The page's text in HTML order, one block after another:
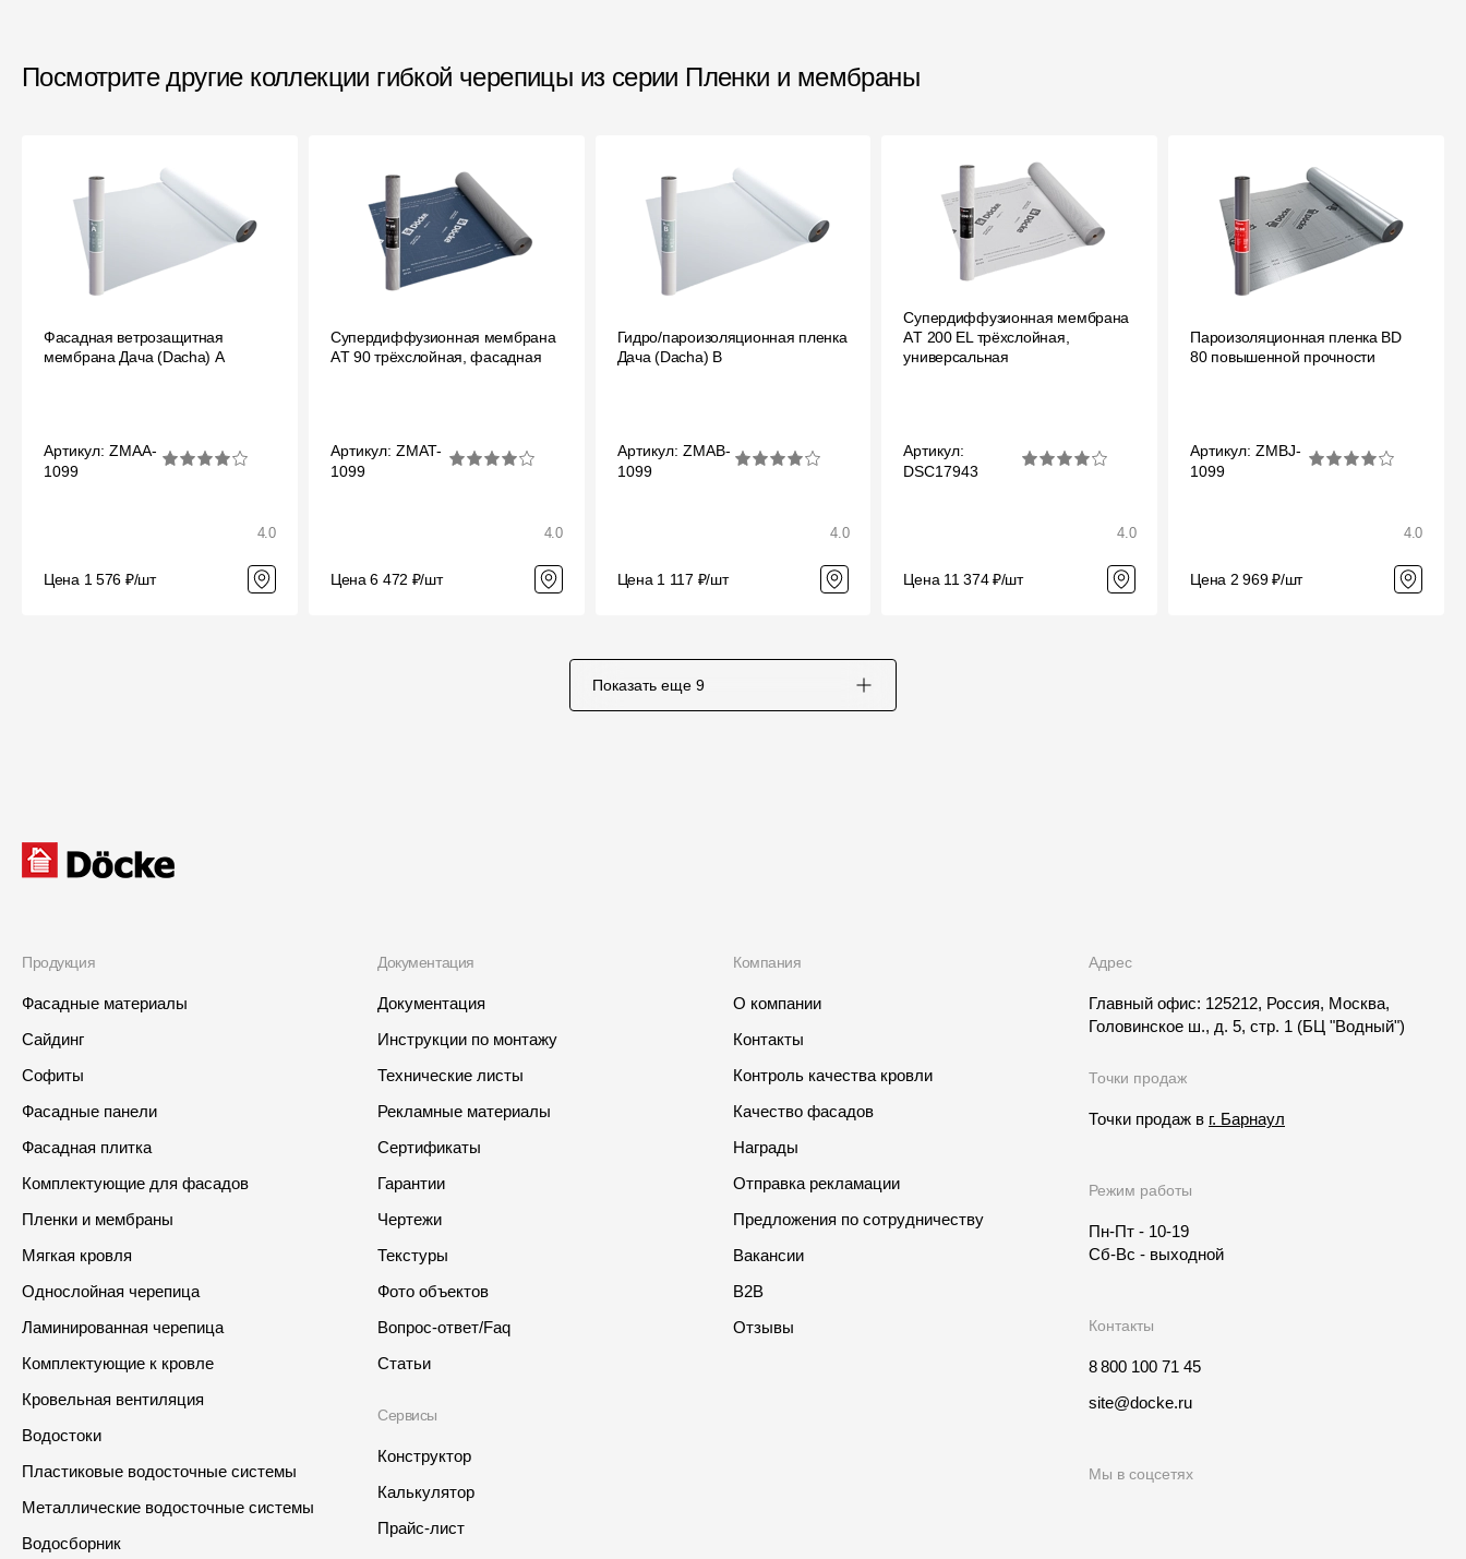
Посмотрите другие коллекции гибкой черепицы из серии Пленки и мембраны
Фасадная ветрозащитная
мембрана Дача (Dacha) A
Артикул: ZMAA-
1099
4.0
Цена 1 576 ₽/шт
Супердиффузионная мембрана
АT 90 трёхслойная, фасадная
Артикул: ZMAT-
1099
4.0
Цена 6 472 ₽/шт
Гидро/пароизоляционная пленка
Дача (Dacha) B
Артикул: ZMAB-
1099
4.0
Цена 1 117 ₽/шт
Супердиффузионная мембрана
АT 200 EL трёхслойная,
универсальная
Артикул:
DSC17943
4.0
Цена 11 374 ₽/шт
Пароизоляционная пленка BD
80 повышенной прочности
Артикул: ZMBJ-
1099
4.0
Цена 2 969 ₽/шт
Показать еще 9
Продукция
Фасадные материалы
Сайдинг
Софиты
Фасадные панели
Фасадная плитка
Комплектующие для фасадов
Пленки и мембраны
Мягкая кровля
Однослойная черепица
Ламинированная черепица
Комплектующие к кровле
Кровельная вентиляция
Водостоки
Пластиковые водосточные системы
Металлические водосточные системы
Водосборник
Документация
Документация
Инструкции по монтажу
Технические листы
Рекламные материалы
Сертификаты
Гарантии
Чертежи
Текстуры
Фото объектов
Вопрос-ответ/Faq
Статьи
Сервисы
Конструктор
Калькулятор
Прайс-лист
Компания
О компании
Контакты
Контроль качества кровли
Качество фасадов
Награды
Отправка рекламации
Предложения по сотрудничеству
Вакансии
B2B
Отзывы
Адрес
Главный офис: 125212, Россия, Москва,
Головинское ш., д. 5, стр. 1 (БЦ "Водный")
Точки продаж
Точки продаж в г. Барнаул
Режим работы
Пн-Пт - 10-19
Сб-Вс - выходной
Контакты
8 800 100 71 45
site@docke.ru
Мы в соцсетях